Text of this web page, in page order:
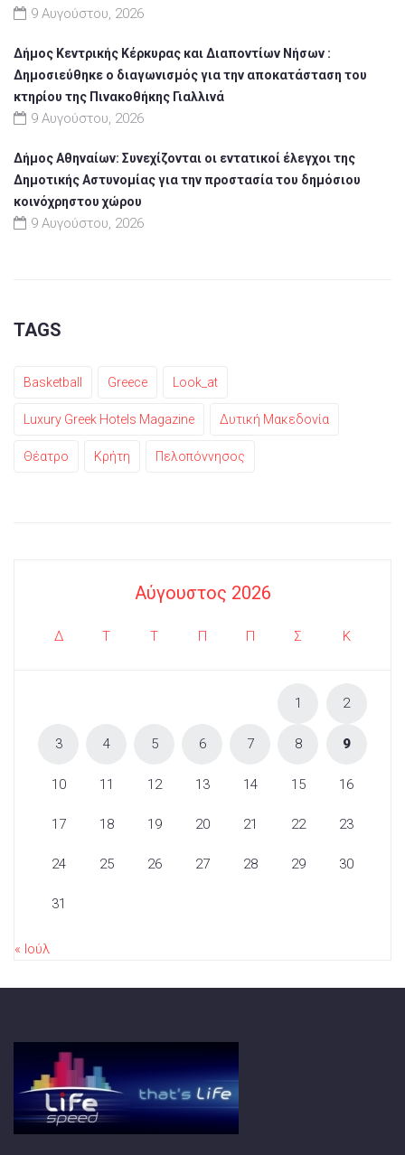
9 Αυγούστου, 2026
Δήμος Κεντρικής Κέρκυρας και Διαποντίων Νήσων :
Δημοσιεύθηκε ο διαγωνισμός για την αποκατάσταση του
κτηρίου της Πινακοθήκης Γιαλλινά
9 Αυγούστου, 2026
Δήμος Αθηναίων: Συνεχίζονται οι εντατικοί έλεγχοι της
Δημοτικής Αστυνομίας για την προστασία του δημόσιου
κοινόχρηστου χώρου
9 Αυγούστου, 2026
TAGS
Basketball Greece Look_at
Luxury Greek Hotels Magazine Δυτική Μακεδονία
Θέατρο Κρήτη Πελοπόννησος
Αύγουστος 2026
Δ Τ Τ Π Π Σ Κ
1 2
3 4 5 6 7 8 9
10 11 12 13 14 15 16
17 18 19 20 21 22 23
24 25 26 27 28 29 30
31
« Ιούλ